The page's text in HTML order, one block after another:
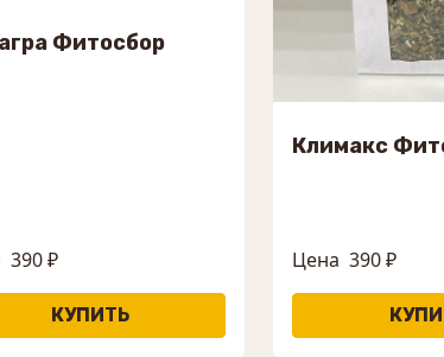
Фитосбор
390 ₽
Климакс
Цена 390 ₽